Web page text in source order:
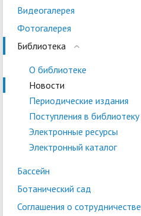
Видеогалерея
Фотогалерея
Библиотека
О библиотеке
Новости
Периодические издания
Поступления в библиотеку
Электронные ресурсы
Электронный каталог
Бассейн
Ботанический сад
Соглашения о сотрудничестве